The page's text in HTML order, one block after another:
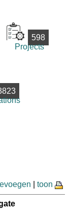
598
Projects
toon